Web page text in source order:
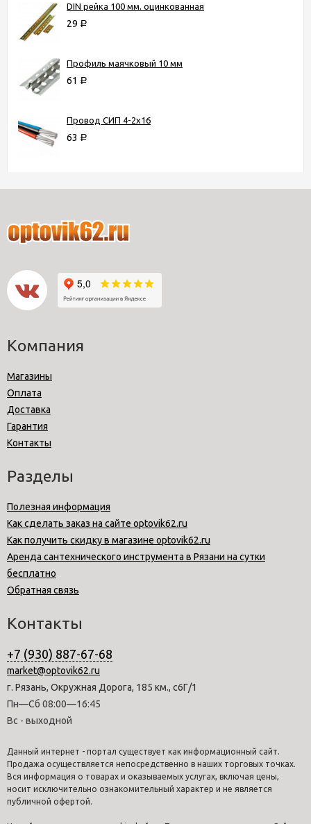
DIN рейка 100 мм. оцинкованная
29 Р
Профиль маячковый 10 мм
61 Р
Провод СИП 4-2х16
63 Р
Компания
Магазины
Оплата
Доставка
Гарантия
Контакты
Разделы
Полезная информация
Как сделать заказ на сайте optovik62.ru
Как получить скидку в магазине optovik62.ru
Аренда сантехнического инструмента в Рязани на сутки
бесплатно
Обратная связь
Контакты
+7 (930) 887-67-68
market@optovik62.ru
г. Рязань, Окружная Дорога, 185 км., с6Г/1
Пн—Сб 08:00—16:45
Вс - выходной
Данный интернет - портал существует как информационный сайт.
Продажа осуществляется непосредственно в наших торговых точках.
Вся информация о товарах и оказываемых услугах, включая цены,
носит исключительно ознакомительный характер и не является
публичной офертой.